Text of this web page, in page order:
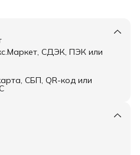
СДЭК, ПЭК или
СБП, QR-код или